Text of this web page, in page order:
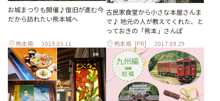
お城まつりも開催♪復旧が進む今
だから訪れたい熊本城へ
熊本県 2019.03.11
古民家食堂から小さな本屋さんま
で♪ 地元の人が教えてくれた、と
っておきの「熊本」さんぽ
熊本県 [PR] 2017.09.29